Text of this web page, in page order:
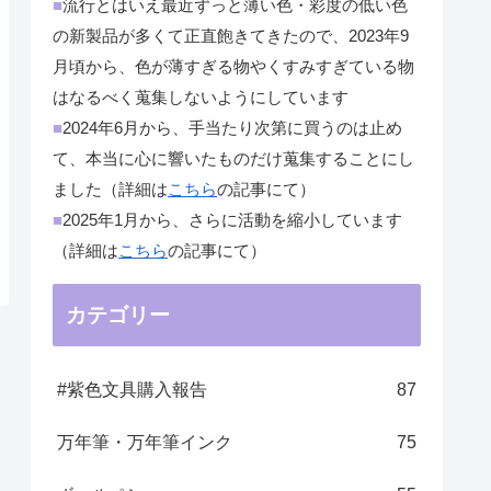
■流行とはいえ最近ずっと薄い色・彩度の低い色
の新製品が多くて正直飽きてきたので、2023年9
月頃から、色が薄すぎる物やくすみすぎている物
はなるべく蒐集しないようにしています
■2024年6月から、手当たり次第に買うのは止め
て、本当に心に響いたものだけ蒐集することにし
ました（詳細はこちらの記事にて）
■2025年1月から、さらに活動を縮小しています
（詳細はこちらの記事にて）
カテゴリー
#紫色文具購入報告 87
万年筆・万年筆インク 75